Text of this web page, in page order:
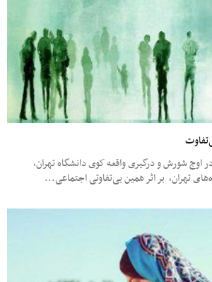
میر - تیرماه 1378 و در اوج شورش و درگیری واقعه کوی دانشگاه تهران،
تهران، بر اثر همین بی‌تفاوتی اجتماعی...